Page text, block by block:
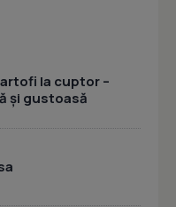
la cuptor –
și gustoasă